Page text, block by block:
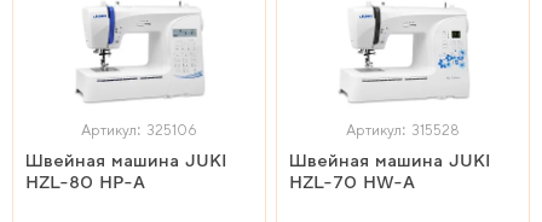
Артикул: 325106
Швейная машина JUKI
HZL-80 HP-A
Артикул: 315528
Швейная машина JUKI
HZL-70 HW-A